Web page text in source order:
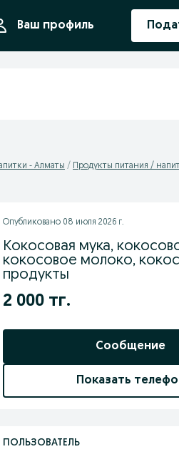
Ваш профиль
- Алматы
Продукты питания /
Опубликовано 08 июля 2026 г.
Кокосовая мука,
кокосовое молоко,
продукты
2 000 тг.
Сообщение
Показать
ПОЛЬЗОВАТЕЛЬ